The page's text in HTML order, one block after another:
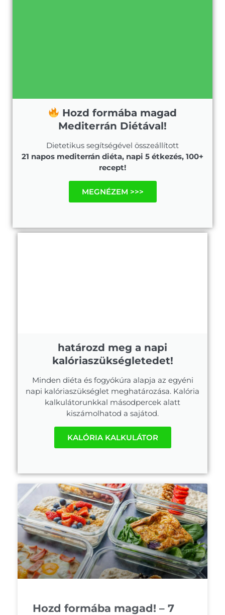
Hozd formába magad
Mediterrán Diétával!
Dietetikus segítségével összeállított
21 napos mediterrán diéta, napi 5 étkezés, 100+
recept!
MEGNÉZEM >>>
határozd meg a napi
kalóriaszükségletedet!
Minden diéta és fogyókúra alapja az egyéni
napi kalóriaszükséglet meghatározása. Kalória
kalkulátorunkkal másodpercek alatt
kiszámolhatod a sajátod.
KALÓRIA KALKULÁTOR
Hozd formába magad! – 7